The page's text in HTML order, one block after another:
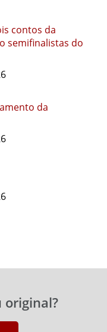
contos da
semifinalistas do
da
original?